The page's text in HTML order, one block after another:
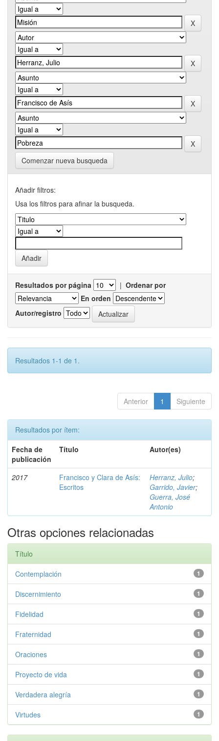
Comenzar nueva busqueda
Añadir filtros:
Usa los filtros para afinar la busqueda.
Resultados por página | Ordenar por
En orden
Autor/registro
Resultados 1-1 de 1.
Anterior 1 Siguiente
Resultados por ítem:
Fecha de
publicación
Título Autor(es)
2017
Francisco y Clara de Asís:
Escritos
Herranz, Julio;
Garrido, Javier;
Guerra, José
Antonio
Otras opciones relacionadas
Título
1
Contemplación
1
Discernimiento
1
Fidelidad
1
Fraternidad
1
Oraciones
1
Proyecto de vida
1
Verdadera alegría
1
Virtudes